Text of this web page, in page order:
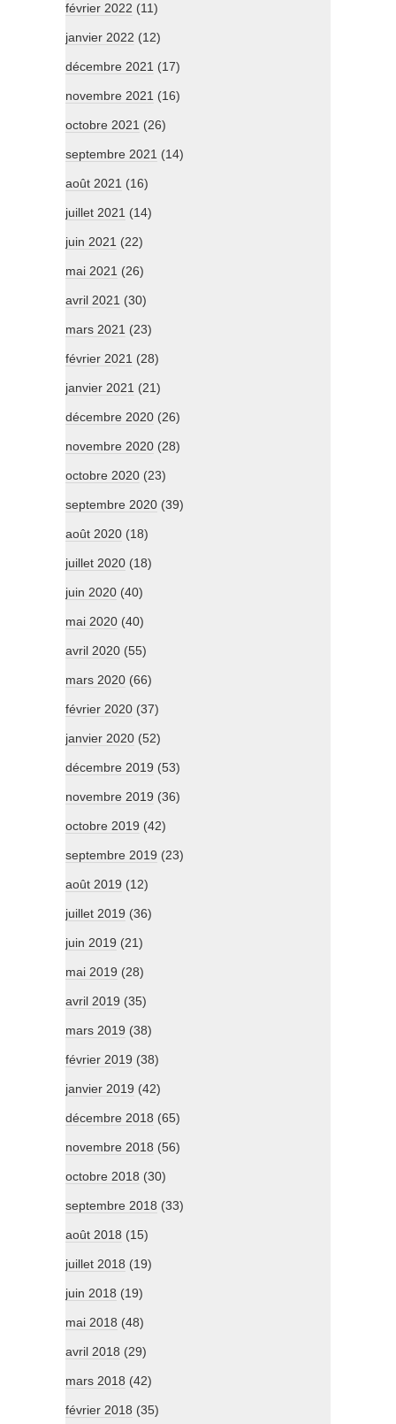
février 2022 (11)
janvier 2022 (12)
décembre 2021 (17)
novembre 2021 (16)
octobre 2021 (26)
septembre 2021 (14)
août 2021 (16)
juillet 2021 (14)
juin 2021 (22)
mai 2021 (26)
avril 2021 (30)
mars 2021 (23)
février 2021 (28)
janvier 2021 (21)
décembre 2020 (26)
novembre 2020 (28)
octobre 2020 (23)
septembre 2020 (39)
août 2020 (18)
juillet 2020 (18)
juin 2020 (40)
mai 2020 (40)
avril 2020 (55)
mars 2020 (66)
février 2020 (37)
janvier 2020 (52)
décembre 2019 (53)
novembre 2019 (36)
octobre 2019 (42)
septembre 2019 (23)
août 2019 (12)
juillet 2019 (36)
juin 2019 (21)
mai 2019 (28)
avril 2019 (35)
mars 2019 (38)
février 2019 (38)
janvier 2019 (42)
décembre 2018 (65)
novembre 2018 (56)
octobre 2018 (30)
septembre 2018 (33)
août 2018 (15)
juillet 2018 (19)
juin 2018 (19)
mai 2018 (48)
avril 2018 (29)
mars 2018 (42)
février 2018 (35)